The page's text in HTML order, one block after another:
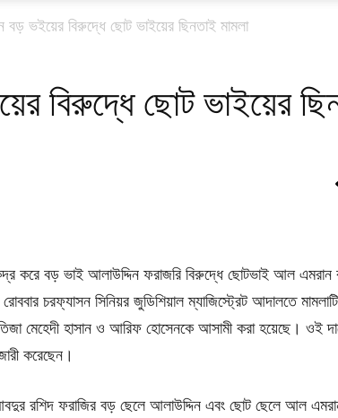
বড় ভইয়ের বিরুদ্ধে ছোট ভাইয়ের ছিনতাই মামলা
বিরুদ্ধে ছোট ভাইয়ের
করে বড় ভাই আলাউদ্দিন ফরাজরি বিরুদ্ধে ছোটভাই আল এমরান
চরফ্যাসন সিনিয়র জুডিশিয়াল ম্যাজিস্ট্রেট আদালতে
মেহেদী হাসান ও আরিফ হোসেনকে আসামী করা হয়েছে। ওই
করেছেন।
আবদুর রশিদ ফরাজির বড় ছেলে আলাউদ্দিন এবং ছোট ছেলে আল